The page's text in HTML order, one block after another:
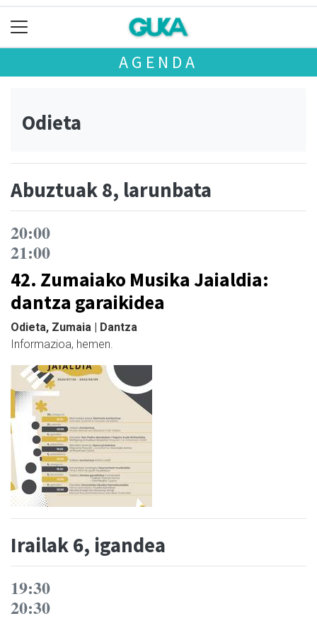
AGENDA
Odieta
Abuztuak 8, larunbata
20:00
21:00
42. Zumaiako Musika Jaialdia:
dantza garaikidea
Odieta, Zumaia | Dantza
Informazioa, hemen.
Irailak 6, igandea
19:30
20:30